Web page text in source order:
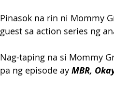
Pinasok na rin ni Mommy
guest sa action series ng
Nag-taping na si Mommy
pa ng episode ay MBR,